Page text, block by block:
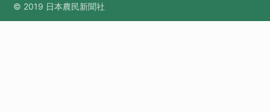
© 2019 日本農民新聞社